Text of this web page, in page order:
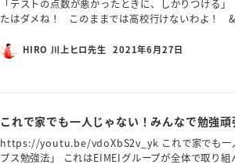
「テストの点数が悪かったときに、しかりつけ
たはダメね！ このままでは高校行けないわよ！
HIRO 川上ヒロ先生 2021年6月27日
これで家でも一人じゃない！みんなで勉強頑
https://youtu.be/vdoXbS2v_yk これで家でも一人
プス勉強法」 これはEIMEIグループが全体で取り